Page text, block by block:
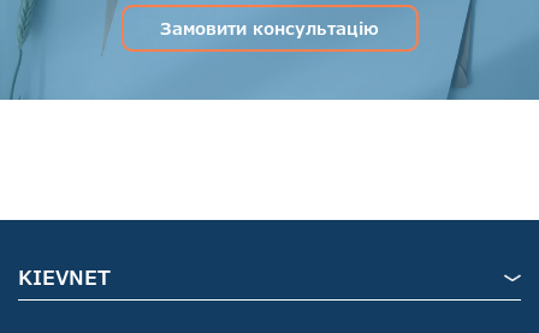
Замовити консультацію
KIEVNET